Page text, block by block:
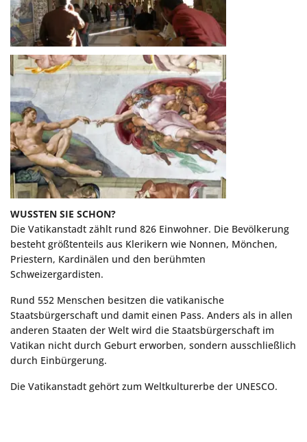
WUSSTEN SIE SCHON?
Die Vatikanstadt zählt rund 826 Einwohner. Die Bevölkerung
besteht größtenteils aus Klerikern wie Nonnen, Mönchen,
Priestern, Kardinälen und den berühmten
Schweizergardisten.
Rund 552 Menschen besitzen die vatikanische
Staatsbürgerschaft und damit einen Pass. Anders als in allen
anderen Staaten der Welt wird die Staatsbürgerschaft im
Vatikan nicht durch Geburt erworben, sondern ausschließlich
durch Einbürgerung.
Die Vatikanstadt gehört zum Weltkulturerbe der UNESCO.